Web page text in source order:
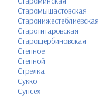
Старомышастовская
Старонижестеблиевская
Старотитаровская
Старощербиновская
Степное
Степной
Стрелка
Сукко
Супсех